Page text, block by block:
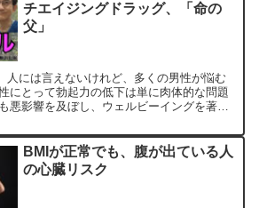
チエイジングドラッグ、「命の
父」
人には言えないけれど、多くの男性が悩む
にとって勃起力の低下は単に肉体的な問題
悪影響を及ぼし、ウェルビーイングを著し
BMIが正常でも、腹が出ている人
の心臓リスク